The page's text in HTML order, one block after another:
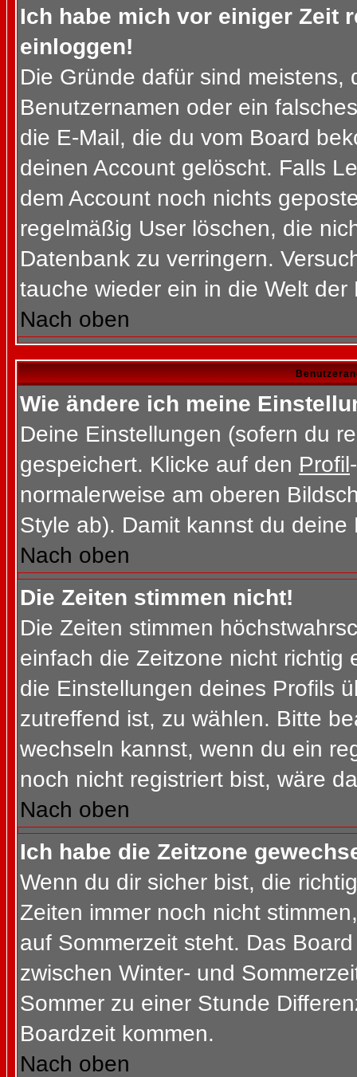
Ich habe mich vor einiger Zeit
einloggen!
Die Gründe dafür sind
Benutzernamen oder ein
die E-Mail, die du vom Board
deinen Account gelöscht. Falls
dem Account noch nichts
regelmäßig User löschen, die
Datenbank zu verringern.
tauche wieder ein in die Welt der
Nach oben
Wie ändere ich meine
Deine Einstellungen (sofern du
gespeichert. Klicke auf den Profil
normalerweise am oberen
Style ab). Damit kannst du
Nach oben
Die Zeiten stimmen nicht!
Die Zeiten stimmen
einfach die Zeitzone nicht richtig
die Einstellungen deines Profils
zutreffend ist, zu wählen. Bitte
wechseln kannst, wenn du ein
noch nicht registriert bist, wäre
Nach oben
Ich habe die Zeitzone
Wenn du dir sicher bist, die
Zeiten immer noch nicht
auf Sommerzeit steht. Das
zwischen Winter- und
Sommer zu einer Stunde
Boardzeit kommen.
Nach oben